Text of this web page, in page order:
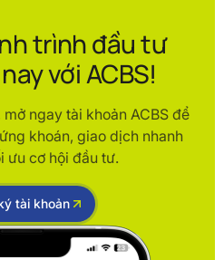
trình đầu tư
với ACBS!
ngay tài khoản ACBS để
khoán, giao dịch nhanh
ưu cơ hội đầu tư.
tài khoản